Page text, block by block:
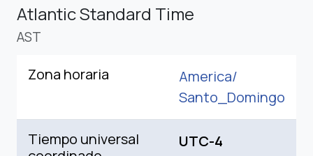
Atlantic Standard Time
AST
Zona horaria
America/
Santo_Domingo
Tiempo universal
UTC-4